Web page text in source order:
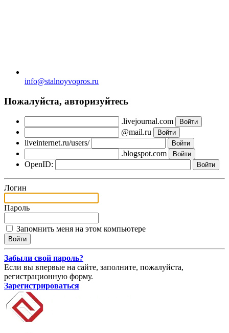
info@stalnoyvopros.ru
Пожалуйста, авторизуйтесь
.livejournal.com
@mail.ru
liveinternet.ru/users/
.blogspot.com
OpenID:
Логин
Пароль
Запомнить меня на этом компьютере
Забыли свой пароль?
Если вы впервые на сайте, заполните, пожалуйста,
регистрационную форму.
Зарегистрироваться